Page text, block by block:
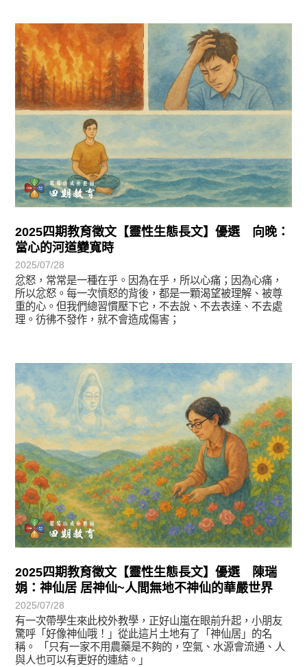
2025四期教育徵文【靈性生態長文】優選 向晚：
當心的河道變寬時
2025/07/28
忿怒，常常是一種在乎。因為在乎，所以心痛；因為心痛，
所以忿怒。每一次憤怒的背後，都是一顆渴望被理解、被尊
重的心。但我們總習慣壓下它，不去說、不去表達、不去處
理。彷彿不發作，就不會造成傷害；
徵文賞析
2025四期教育徵文【靈性生態長文】優選 陳瑞
娟：神仙居 居神仙~人間無地不神仙的華嚴世界
2025/07/28
有一次帶學生來此校外教學，正好山嵐在眼前升起，小朋友
驚呼「好像神仙哦！」從此這片土地有了「神仙居」的名
稱。 「只有一家不用農藥是不夠的，空氣、水源會流通、人
與人也可以有更好的連結。」
徵文賞析